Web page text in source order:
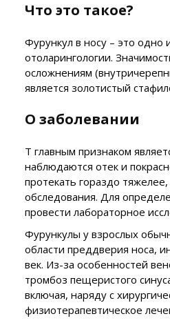
Что это такое?
Фурункул в носу – это одно
отоларингологии.
осложнениям
является золотистый
О заболевании
Т главным признаком
наблюдаются отек и
протекать гораздо
обследования. Для
провести лабораторное
Фурункулы у взрослых
области преддверия носа,
век. Из-за особенностей
тромбоз пещеристого
включая, наряду с
физиотерапевтическое